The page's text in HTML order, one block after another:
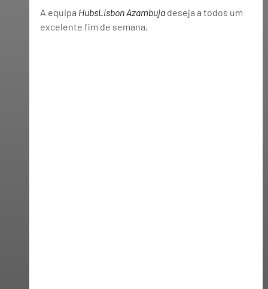
A equipa HubsLisbon Azambuja deseja a todos um
excelente fim de semana.